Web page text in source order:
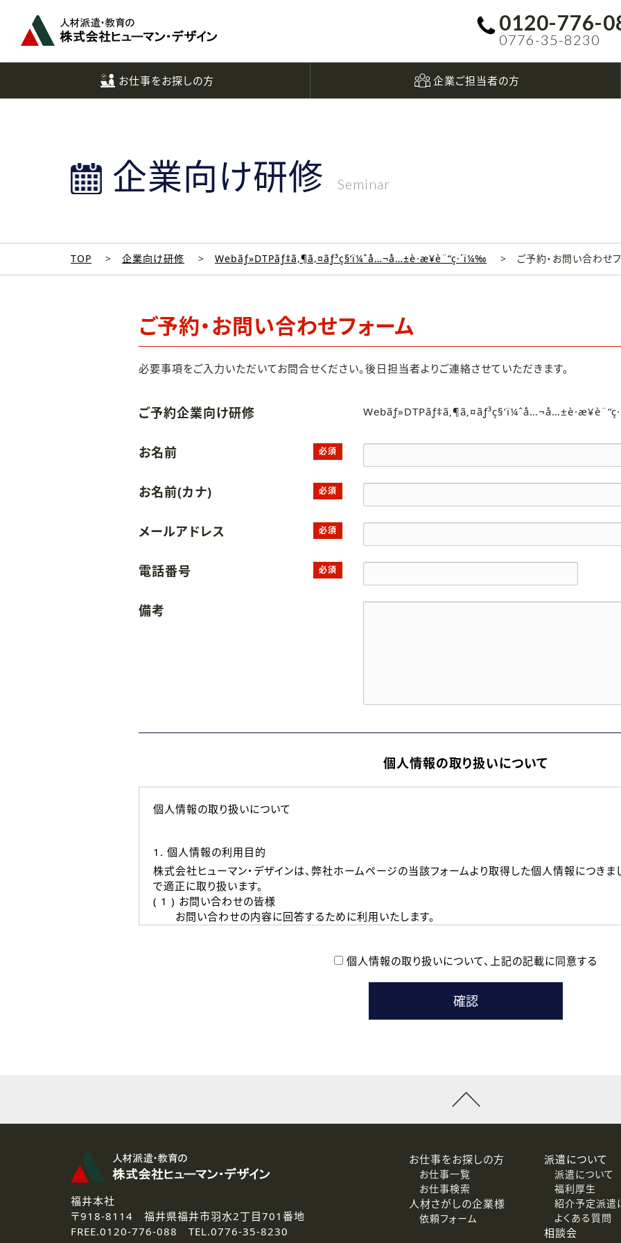
0120-776-
0776-35-8230
お仕事をお探しの方 企業ご担当者の方
企業向け研修 Seminar
TOP 企業向け研修 Webãƒ»DTPãƒ‡ã‚¶ã‚¤ãƒ³ç§‘ï¼ˆå…¬å…±è·æ¥­è¨“ç·´ï¼‰ ご予約・お問い合わせ
ご予約・お問い合わせフォーム
必要事項をご入力いただいてお問合せください。後日担当者よりご連絡させていただきます。
ご予約企業向け研修
お名前 必須
お名前(カナ) 必須
メールアドレス 必須
電話番号 必須
備考
個人情報の取り扱いについて
個人情報の取り扱いについて
1. 個人情報の利用目的
株式会社ヒューマン・デザインは、弊社ホームページの当該フォームより取得した個人情報につき
で適正に取り扱います。
( 1 ) お問い合わせの皆様
お問い合わせの内容に回答するために利用いたします。
本登録に関するご連絡および本登録時の参考情報として利用いたします。
なお、ご連絡手段は、電話・Ｅメールのいずれかの方法といたします。
3.個人情報の取り扱いの委託
弊社の定める個人情報保護の評価基準を満たした委託先に、個人情報を委託する場合があります。
4.個人情報の開示等について
ご提供いただいた個人情報の開示等（利用目的の通知、開示、訂正、追加または削除、利用の停止、
個人情報の取り扱いについて、 上記の記載に同意する
へ
福井本社
〒918-8114 福井県福井市羽水2丁目701番地
FREE.0120-776-088 TEL.0776-35-8230
お仕事をお探しの方
お仕事一覧
お仕事検索
人材さがしの企業様
依頼フォーム
派遣について
派遣について
福利厚生
紹介予定派遣
よくある質問
相談会